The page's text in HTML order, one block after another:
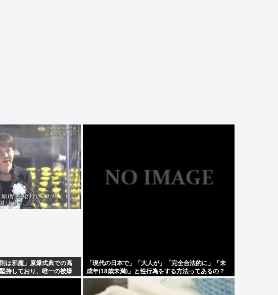
は邪魔」原爆式典での高
持しており、唯一の被爆
チッ
「現代の日本で」「大人が」「完全合法的に」「未
成年(18歳未満)」と性行為をする方法ってあるの？